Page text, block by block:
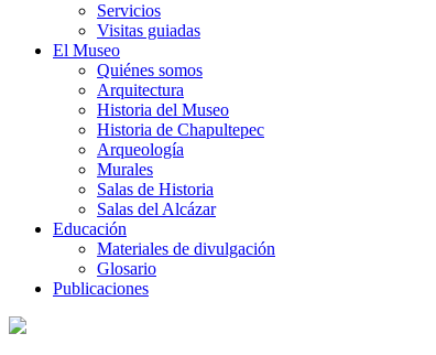
Servicios
Visitas guiadas
El Museo
Quiénes somos
Arquitectura
Historia del Museo
Historia de Chapultepec
Arqueología
Murales
Salas de Historia
Salas del Alcázar
Educación
Materiales de divulgación
Glosario
Publicaciones